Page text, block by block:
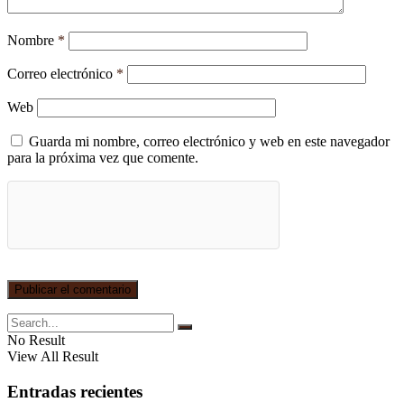
Nombre *
Correo electrónico *
Web
Guarda mi nombre, correo electrónico y web en este navegador
para la próxima vez que comente.
No Result
View All Result
Entradas recientes